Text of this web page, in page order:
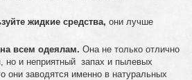
жидкие средства, они лучше
всем одеялам. Она не только отлично
но и неприятный запах и пылевых
они заводятся именно в натуральных